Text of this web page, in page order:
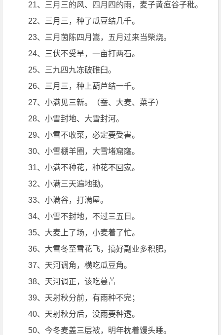
21、三月三的风、四月四的雨，麦子黄疸谷子秕。
22、三月三，种了瓜豆结几千。
23、三月茵陈四月嵩，五月过来当柴烧。
24、三伏不受旱，一亩打两石。
25、三九四九冻破碓臼。
26、三月三，种上葫芦结一千。
27、小满见三新。（蚕、大麦、菜子）
28、小雪封地、大雪封河。
29、小雪不收菜，必定要受害。
30、小雪棚羊圈，大雪堵窟窿。
31、小满不种花，种花不回家。
32、小满三天遍地锄。
33、小满谷，打满屋。
34、小雪不封地，不过三五日。
35、大麦上了场，小麦着了忙。
36、大雪冬至雪花飞，搞好副业多积肥。
37、天河调角，横吃瓜豆角。
38、天河调正，该吃蔓菁
39、天射秋分前，有雨种不完；
40、天射秋分后，没雨要种透。
50、今冬麦盖三层被，明年枕着馒头睡。